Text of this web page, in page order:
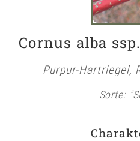
Cornus alba
Purpur-Hartriegel,
Sorte: